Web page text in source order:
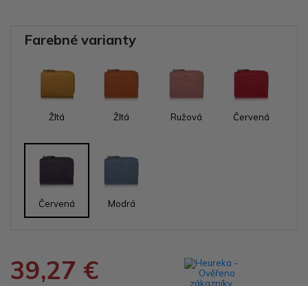
Farebné varianty
Žltá Žltá Ružová Červená
Červená Modrá
39,27 €